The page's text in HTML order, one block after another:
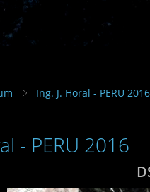
Ing. J. Horal - PERU 2016
- PERU 2016